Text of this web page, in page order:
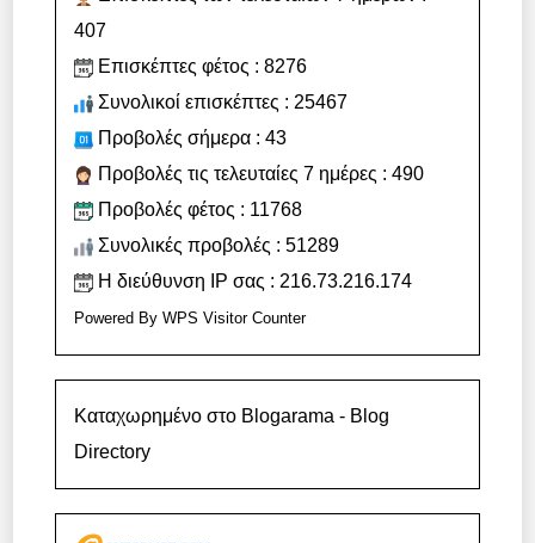
407
Επισκέπτες φέτος : 8276
Συνολικοί επισκέπτες : 25467
Προβολές σήμερα : 43
Προβολές τις τελευταίες 7 ημέρες : 490
Προβολές φέτος : 11768
Συνολικές προβολές : 51289
Η διεύθυνση IP σας : 216.73.216.174
Powered ByWPS Visitor Counter
Καταχωρημένο στο Blogarama - Blog
Directory